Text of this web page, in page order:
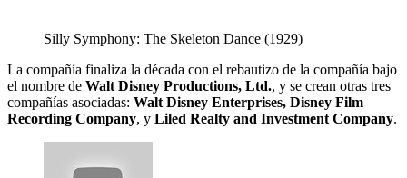
Silly Symphony: The Skeleton Dance (1929)
La compañía finaliza la década con el rebautizo de la compañía bajo
el nombre de Walt Disney Productions, Ltd., y se crean otras tres
compañías asociadas: Walt Disney Enterprises, Disney Film
Recording Company, y Liled Realty and Investment Company.